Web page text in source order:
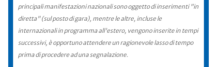
principali manifestazioni nazionali sono oggetto di inserimenti "in
diretta" (sul posto di gara), mentre le altre, incluse le
internazionali in programma all'estero, vengono inserite in tempi
successivi, è opportuno attendere un ragionevole lasso di tempo
prima di procedere ad una segnalazione.